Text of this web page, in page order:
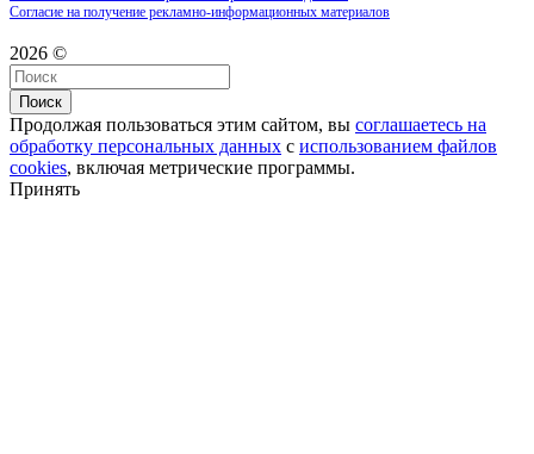
Согласие на получение рекламно-информационных материалов
2026 ©
Поиск
Продолжая пользоваться этим сайтом, вы соглашаетесь на
обработку персональных данных с использованием файлов
cookies, включая метрические программы.
Принять